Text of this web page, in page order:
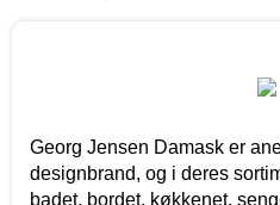
Georg Jensen Damask er
designbrand, og i deres
badet, bordet, køkkenet,